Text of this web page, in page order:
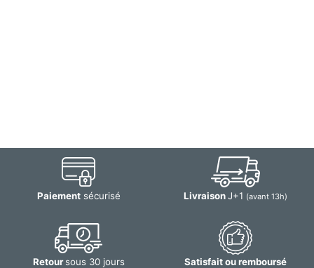
Paiementsécurisé LivraisonJ+1 (avant 13h)
Retoursous 30 jours Satisfait ou remboursé